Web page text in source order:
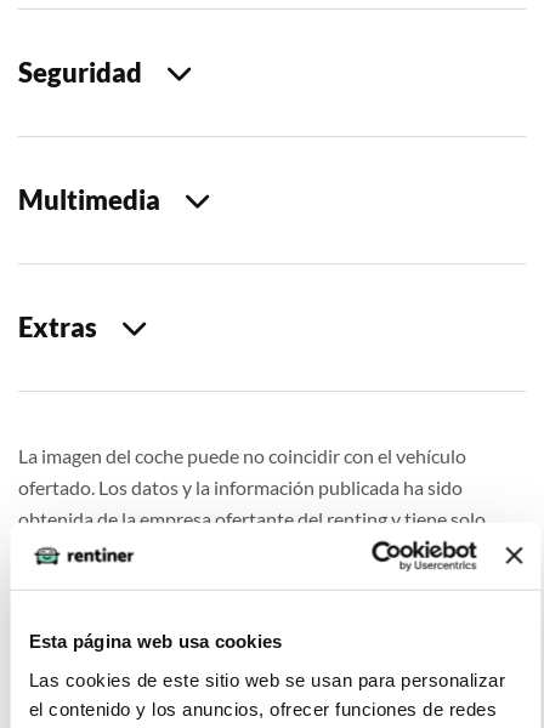
Esta página web usa cookies
Las cookies de este sitio web se usan para personalizar
el contenido y los anuncios, ofrecer funciones de redes
Seguridad
Multimedia
Extras
La imagen del coche puede no coincidir con el vehículo
ofertado. Los datos y la información publicada ha sido
obtenida de la empresa ofertante del renting y tiene solo
efectos informativos no contractuales.
actualización: 2026-07-14